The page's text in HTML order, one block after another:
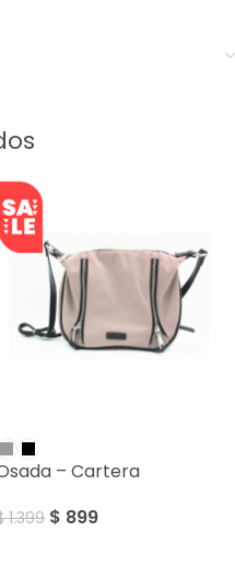
– Cartera
1.399 $ 899